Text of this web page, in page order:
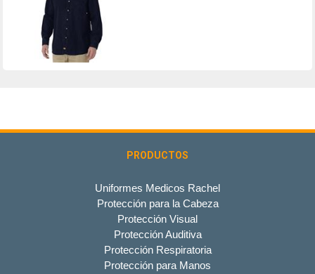
PRODUCTOS
Uniformes Medicos Rachel
Protección para la Cabeza
Protección Visual
Protección Auditiva
Protección Respiratoria
Protección para Manos